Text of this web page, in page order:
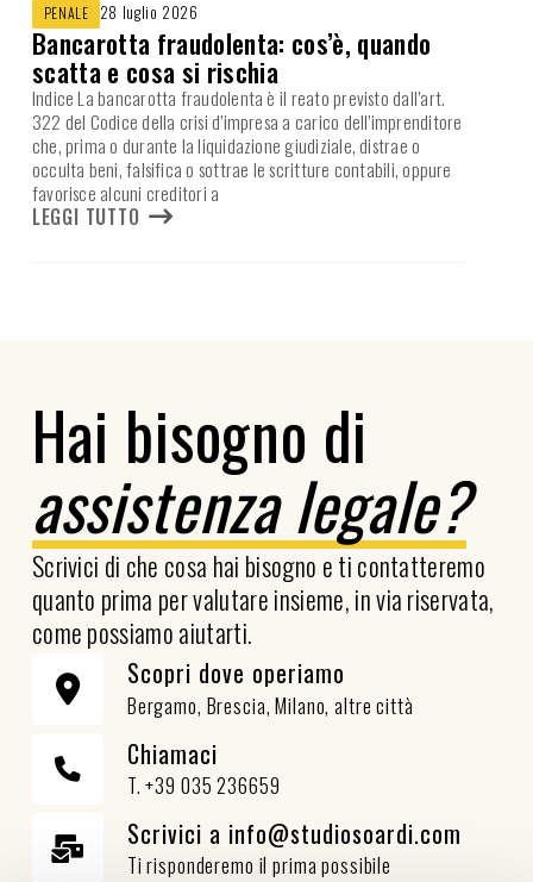
PENALE 28 luglio 2026
Bancarotta fraudolenta: cos’è, quando
scatta e cosa si rischia
Indice La bancarotta fraudolenta è il reato previsto dall’art.
322 del Codice della crisi d’impresa a carico dell’imprenditore
che, prima o durante la liquidazione giudiziale, distrae o
occulta beni, falsifica o sottrae le scritture contabili, oppure
favorisce alcuni creditori a
LEGGI TUTTO
Hai bisogno di
assistenza legale?
Scrivici di che cosa hai bisogno e ti contatteremo
quanto prima per valutare insieme, in via riservata,
come possiamo aiutarti.
Scopri dove operiamo
Bergamo, Brescia, Milano, altre città
Chiamaci
T. +39 035 236659
Scrivici a info@studiosoardi.com
Ti risponderemo il prima possibile